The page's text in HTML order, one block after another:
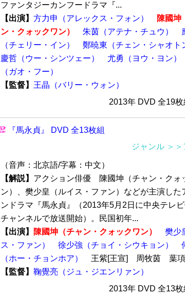
ファンタジーカンフードラマ『...
【出演】 方力申（アレックス・フォン）
陳國坤
ン・クォックワン）
朱茵（アテナ・チュウ）
（チェリー・イン）
鄭暁東（チェン・シャオト
慶哲（ウー・シンツェー）
尤勇（ヨウ・ヨン）
（ガオ・フー）
【監督】 王晶（バリー・ウォン）
2013年 DVD 全19枚
『馬永貞』 DVD 全13枚組
ジャンル ＞
（音声：北京語/字幕：中文）
【解説】 アクション俳優 陳國坤（チャン・クォ
ン）、樊少皇（ルイス・ファン）などが主演した
ンドラマ『馬永貞』（2013年5月2日に中央テレ
チャンネルで放送開始）。民国初年...
【出演】
陳國坤（チャン・クォックワン）
樊少
ス・ファン）
徐少強（チョイ・シウキョン）
（ホー・チョンホア）
王紫[王宣] 周牧茵 葉
【監督】 鞠覺亮（ジュ・ジエンリァン）
2013年 DVD 全13枚